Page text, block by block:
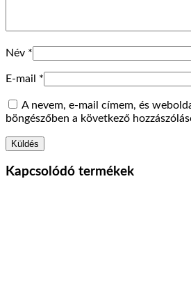
Név *
E-mail *
A nevem, e-mail címem, és
böngészőben a következő
Kapcsolódó termékek